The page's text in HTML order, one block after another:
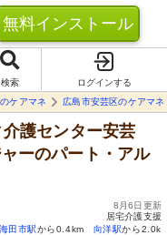
無料インストール
検索
ログインする
ケアマネ 広島市安芸区のケアマネ
介護センター安芸
ーのパート・アル
8月6日更新
居宅介護支援
海田市駅から0.4km 向洋駅から